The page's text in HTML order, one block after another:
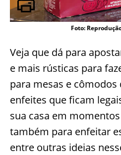
Foto:
Veja que dá para
e mais rústicas para
para mesas e cômodos
enfeites que ficam
sua casa em
também para enfeitar
entre outras ideias